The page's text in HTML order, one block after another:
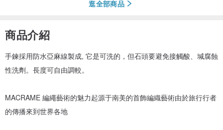
逛全部商品
商品介紹
手鍊採用防水亞麻線製成, 它是可洗的，但石頭要避免接觸酸、堿腐蝕
性洗劑。長度可自由調較。
MACRAME 編繩藝術的魅力起源于南美的首飾編織藝術由於旅行行者
的傳播來到世界各地